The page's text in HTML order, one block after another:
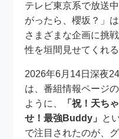
テレビ東京系で放送
がったら、櫻坂？」
さまざまな企画に挑
性を垣間見せてくれ
2026年6月14日深夜
は、番組情報ページ
ように、
「祝！天ち
せ！最強Buddy」 と
で注目されたのが、